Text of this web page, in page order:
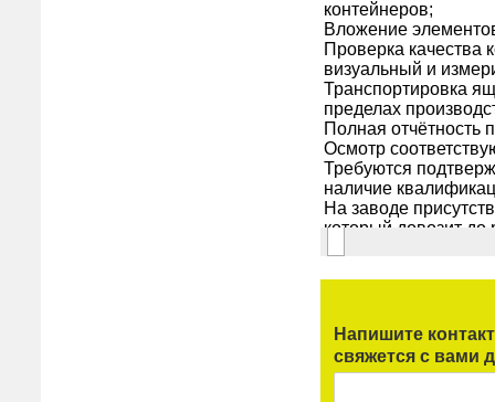
Напишите
свяжется с вами